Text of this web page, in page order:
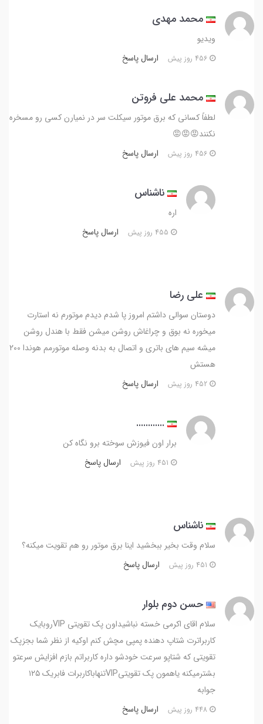
محمد مهدی
ویدیو
ارسال پاسخ
محمد علی فروتن
لطفاً کسانی که برق موتور سیکلت سر در نمیارن کسی رو مسخره
نکنند😡😡😡
ارسال پاسخ
ناشناس
اره
ارسال پاسخ
علی رضا
دوستان سوالی داشتم امروز پا شدم دیدم موتورم نه استارت
میخوره نه بوق و چراغاش روشن میشن فقط با هندل روشن
میشه سیم های باتری و اتصال به بدنه وصله موتورمم هوندا 200
هستش
ارسال پاسخ
............
برار اون فیوزش سوخته برو نگاه کن
ارسال پاسخ
ناشناس
سلام وقت بخیر ببخشید اینا برق موتور رو هم تقویت میکنه؟
ارسال پاسخ
حسن دوم بلوار
سلام اقای اکرمی خسته نباشیداون پک تقویتی VIPروبایک
کاربراترت شتاپ دهنده پمپی مچش کنم اوکیه از نظر شما بجزپک
تقویتی که شتاپو سرعت خودشو داره کاربراتم بازم افزایش سرعتو
بشترمیکنه یاهمون پک تقویتیVIPتنهاباکاربرات فابریک ۱۲۵
جوابه
ارسال پاسخ